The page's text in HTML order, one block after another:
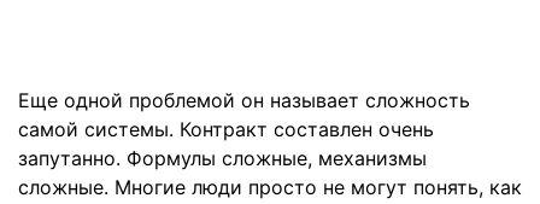
Еще одной проблемой он называет сложность
самой системы. Контракт составлен очень
запутанно. Формулы сложные, механизмы
сложные. Многие люди просто не могут понять, как